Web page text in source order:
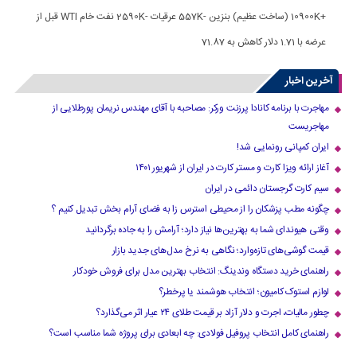
+10900K (ساخت عظیم) بنزین -557K عرقیات -2590K نفت خام WTI قبل از
عرضه با 1.71 دلار کاهش به 71.87
آخرین اخبار
مهاجرت با برنامه کانادا پرزنت ورکر: مصاحبه با آقای مهندس نریمان پورطلایی از
مهاجریست
ایران کمپانی رونمایی شد!
آغاز ارائه ویزا کارت و مستر کارت در ایران از شهریور ۱۴۰۱
سیم کارت گرجستان دائمی در ایران
چگونه مطب پزشکان را از محیطی استرس زا به فضای آرام بخش تبدیل کنیم ؟
وقتی هیوندای شما به بهترین‌ها نیاز دارد؛ آرامش را به جاده برگردانید
قیمت گوشی‌های تازه‌وارد؛ نگاهی به نرخ مدل‌های جدید بازار
راهنمای خرید دستگاه وندینگ: انتخاب بهترین مدل برای فروش خودکار
لوازم استوک کامیون؛ انتخاب هوشمند یا پرخطر؟
چطور مالیات، اجرت و دلار آزاد بر قیمت طلای ۲۴ عیار اثر می‌گذارد؟
راهنمای کامل انتخاب پروفیل فولادی: چه ابعادی برای پروژه شما مناسب است؟